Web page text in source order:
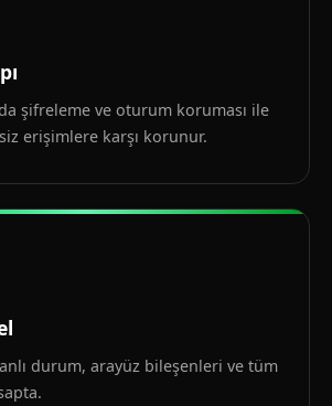
şifreleme ve oturum koruması ile
erişimlere karşı korunur.
durum, arayüz bileşenleri ve tüm